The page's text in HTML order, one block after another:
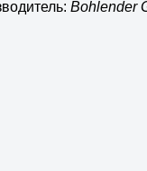
Bohlender